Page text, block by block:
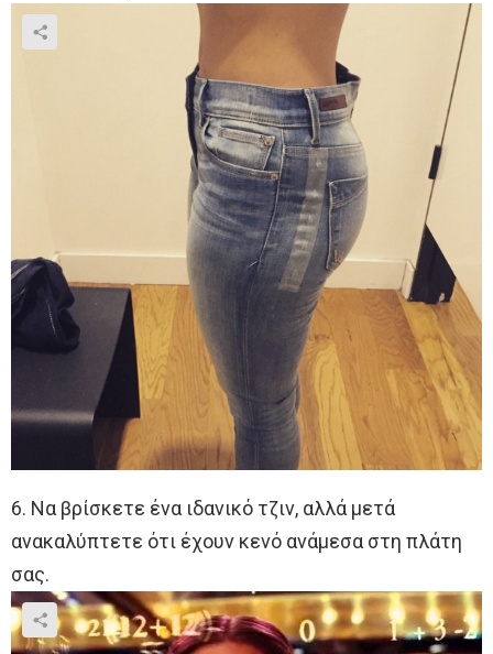
6. Να βρίσκετε ένα ιδανικό τζιν, αλλά μετά
ανακαλύπτετε ότι έχουν κενό ανάμεσα στη πλάτη
σας.